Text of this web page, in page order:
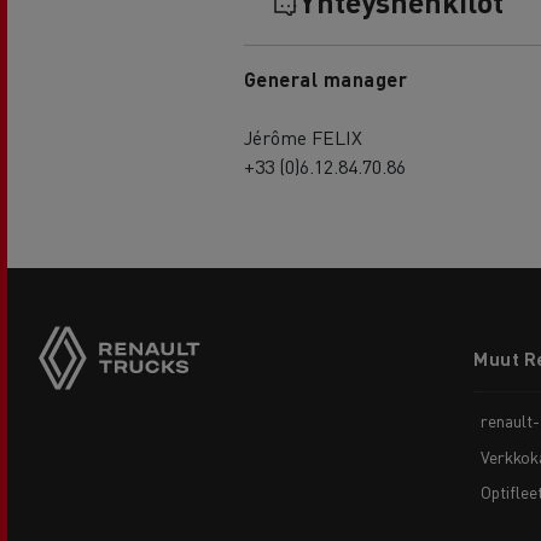
General manager
Jérôme FELIX
+33 (0)6.12.84.70.86
menuMuut